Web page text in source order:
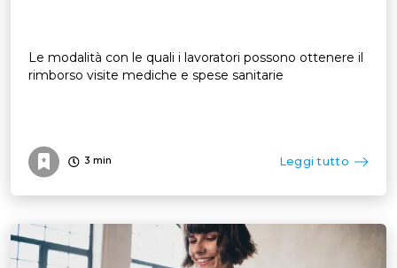
Le modalità con le quali i lavoratori possono ottenere il
rimborso visite mediche e spese sanitarie
3 min Leggi tutto